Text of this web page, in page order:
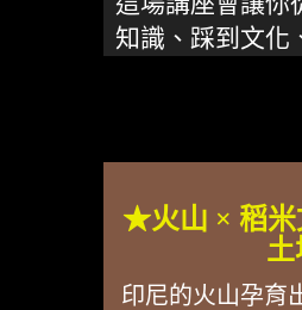
知識、踩到文化
★火山 × 稻米
土
印尼的火山孕育